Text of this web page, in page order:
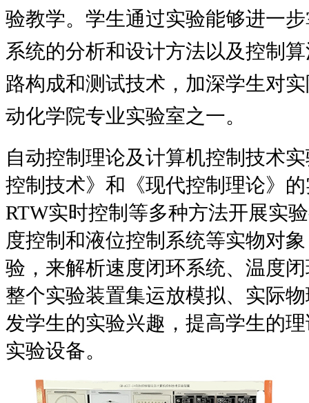
验教学。学生通过实验能够进一
系统的分析和设计方法以及控制
路构成和测试技术，加深学生对
动化学院专业实验室之一。
自动控制理论及计算机控制技术
控制技术》和《现代控制理论》
RTW实时控制等多种方法开展实
度控制和液位控制系统等实物对
验，来解析速度闭环系统、温度
整个实验装置集运放模拟、实际
发学生的实验兴趣，提高学生的
实验设备。